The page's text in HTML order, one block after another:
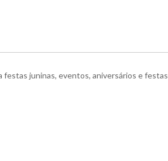
festas juninas, eventos, aniversários e festas